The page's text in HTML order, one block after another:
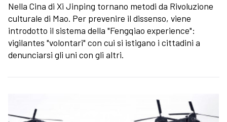
Nella Cina di Xi Jinping tornano metodi da Rivoluzione
culturale di Mao. Per prevenire il dissenso, viene
introdotto il sistema della "Fengqiao experience":
vigilantes "volontari" con cui si istigano i cittadini a
denunciarsi gli uni con gli altri.